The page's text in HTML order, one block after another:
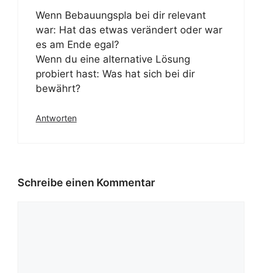
Wenn Bebauungspla bei dir relevant
war: Hat das etwas verändert oder war
es am Ende egal?
Wenn du eine alternative Lösung
probiert hast: Was hat sich bei dir
bewährt?
Antworten
Schreibe einen Kommentar